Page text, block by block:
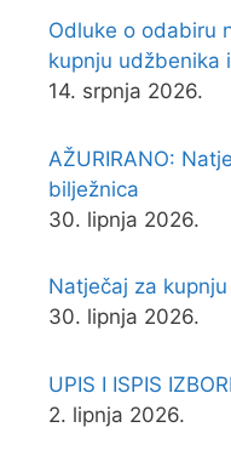
Odluke o odabiru
kupnju udžbenika
14. srpnja 2026.
AŽURIRANO:
bilježnica
30. lipnja 2026.
Natječaj za
30. lipnja 2026.
UPIS I ISPIS
2. lipnja 2026.